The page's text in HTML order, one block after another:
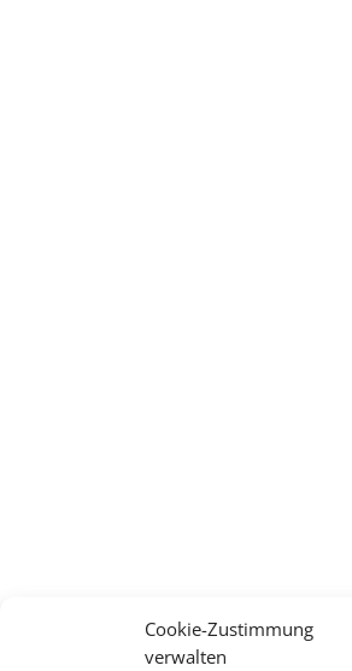
Cookie-Zustimmung
verwalten